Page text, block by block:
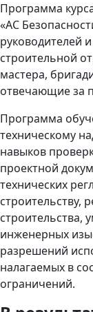
Программа
«АС
руководителей
строительной
мастера,
отвечающие за
Программа
техническому
навыков
проектной
технических
строительству,
строительства,
инженерных
разрешений
налагаемых в
ограничений.